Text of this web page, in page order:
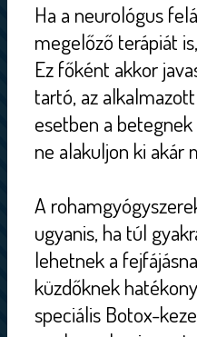
Ha a neurológus
megelőző terápiát
Ez főként akkor
tartó, az
esetben a
ne alakuljon ki akár
A
ugyanis, ha túl
lehetnek a
küzdőknek
speciális Botox-